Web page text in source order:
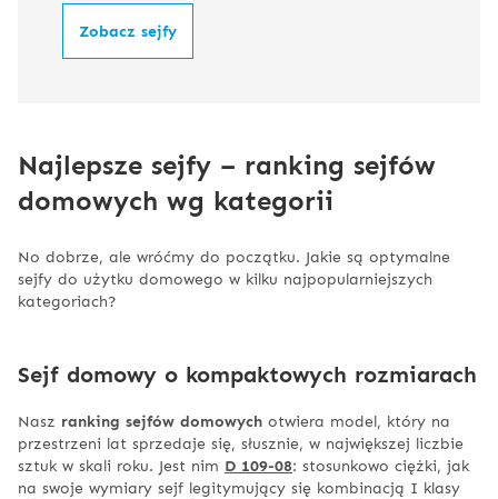
Zobacz sejfy
Najlepsze sejfy – ranking sejfów
domowych wg kategorii
No dobrze, ale wróćmy do początku. Jakie są optymalne
sejfy do użytku domowego w kilku najpopularniejszych
kategoriach?
Sejf domowy o kompaktowych rozmiarach
Nasz ranking sejfów domowych otwiera model, który na
przestrzeni lat sprzedaje się, słusznie, w największej liczbie
sztuk w skali roku. Jest nim D 109-08: stosunkowo ciężki, jak
na swoje wymiary sejf legitymujący się kombinacją I klasy